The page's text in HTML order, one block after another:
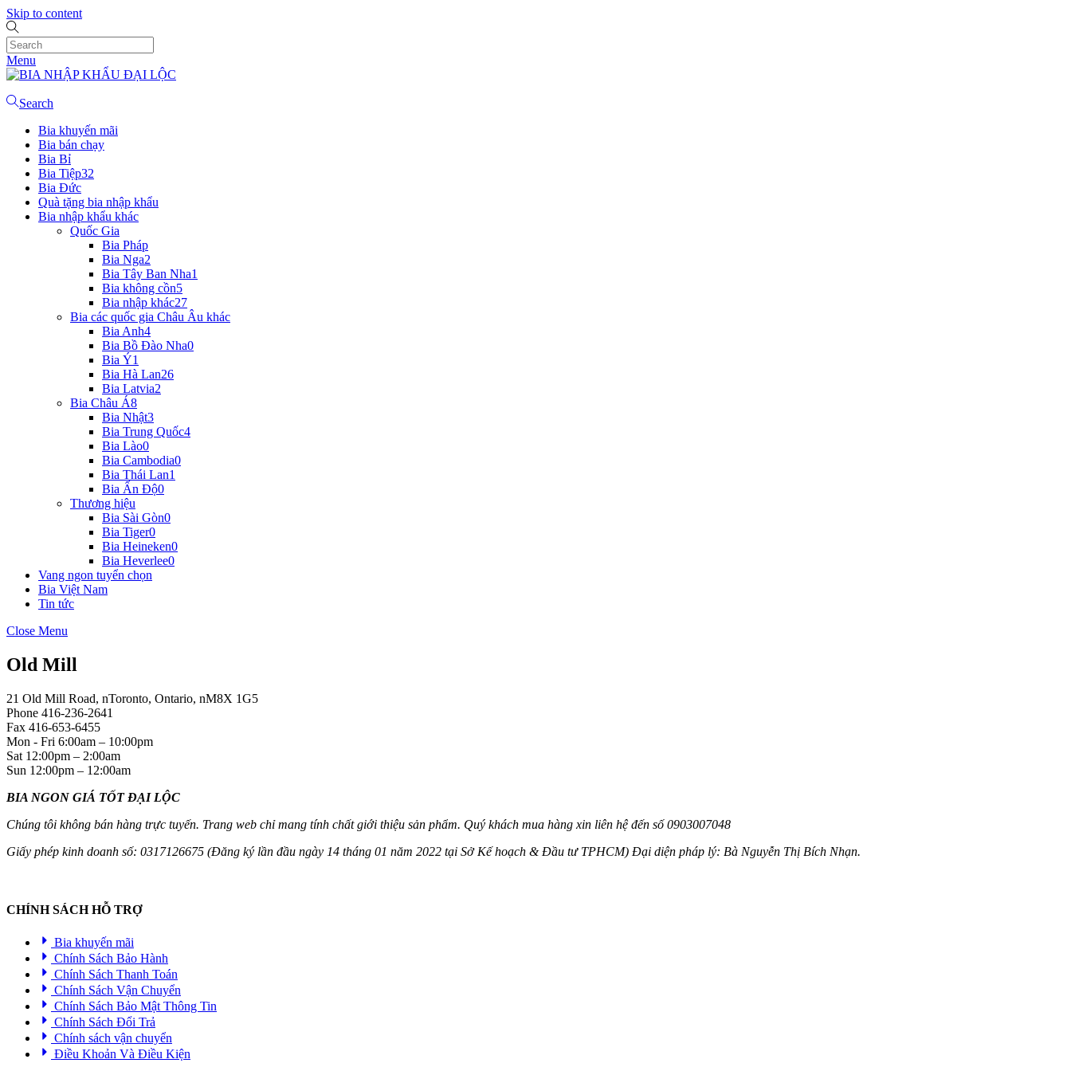
Skip to content
Menu
Search
Bia khuyến mãi
Bia bán chạy
Bia Bỉ
Bia Tiệp32
Bia Đức
Quà tặng bia nhập khẩu
Bia nhập khẩu khác
Quốc Gia
Bia Pháp
Bia Nga2
Bia Tây Ban Nha1
Bia không cồn5
Bia nhập khác27
Bia các quốc gia Châu Âu khác
Bia Anh4
Bia Bồ Đào Nha0
Bia Ý1
Bia Hà Lan26
Bia Latvia2
Bia Châu Á8
Bia Nhật3
Bia Trung Quốc4
Bia Lào0
Bia Cambodia0
Bia Thái Lan1
Bia Ấn Độ0
Thương hiệu
Bia Sài Gòn0
Bia Tiger0
Bia Heineken0
Bia Heverlee0
Vang ngon tuyển chọn
Bia Việt Nam
Tin tức
Close Menu
Old Mill
21 Old Mill Road, nToronto, Ontario, nM8X 1G5
Phone 416-236-2641
Fax 416-653-6455
Mon - Fri 6:00am – 10:00pm
Sat 12:00pm – 2:00am
Sun 12:00pm – 12:00am
BIA NGON GIÁ TỐT ĐẠI LỘC
Chúng tôi không bán hàng trực tuyến. Trang web chỉ mang tính chất giới thiệu sản phẩm. Quý khách mua hàng xin liên hệ đến số 0903007048
Giấy phép kinh doanh số: 0317126675 (Đăng ký lần đầu ngày 14 tháng 01 năm 2022 tại Sở Kế hoạch & Đầu tư TPHCM) Đại diện pháp lý: Bà Nguyễn Thị Bích Nhạn.
CHÍNH SÁCH HỖ TRỢ
Bia khuyến mãi
Chính Sách Bảo Hành
Chính Sách Thanh Toán
Chính Sách Vận Chuyển
Chính Sách Bảo Mật Thông Tin
Chính Sách Đổi Trả
Chính sách vận chuyển
Điều Khoản Và Điều Kiện